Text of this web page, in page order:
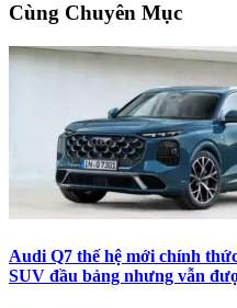
Cùng Chuyên Mục
Audi Q7 thế hệ mới chính
SUV đầu bảng nhưng vẫn